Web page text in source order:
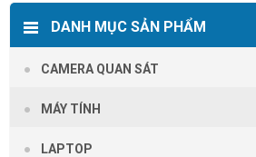
DANH MỤC SẢN PHẨM
CAMERA QUAN SÁT
MÁY TÍNH
LAPTOP